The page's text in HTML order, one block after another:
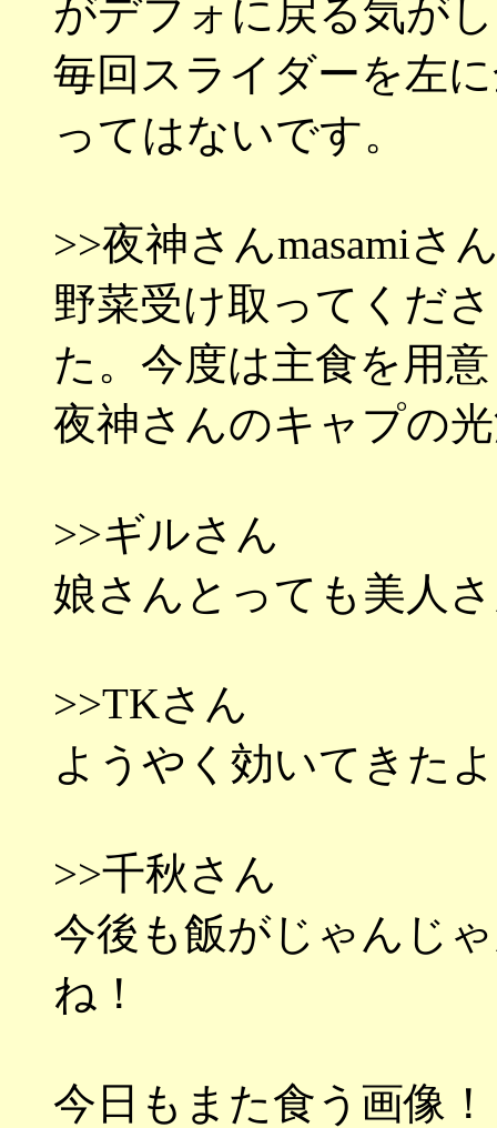
がデフォに戻る気が
毎回スライダーを左
ってはないです。
>>夜神さんmasamiさ
野菜受け取ってくだ
た。今度は主食を用
夜神さんのキャプの
>>ギルさん
娘さんとっても美人
>>TKさん
ようやく効いてきた
>>千秋さん
今後も飯がじゃんじ
ね！
今日もまた食う画像！